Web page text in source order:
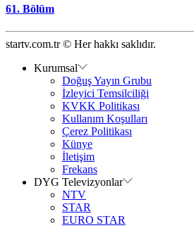
61. Bölüm
startv.com.tr © Her hakkı saklıdır.
Kurumsal
Doğuş Yayın Grubu
İzleyici Temsilciliği
KVKK Politikası
Kullanım Koşulları
Çerez Politikası
Künye
İletişim
Frekans
DYG Televizyonlar
NTV
STAR
EURO STAR